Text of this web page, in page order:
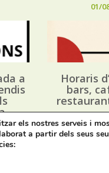
a
i
01/
Horaris
bars,
els nostres serveis i
a partir dels seus